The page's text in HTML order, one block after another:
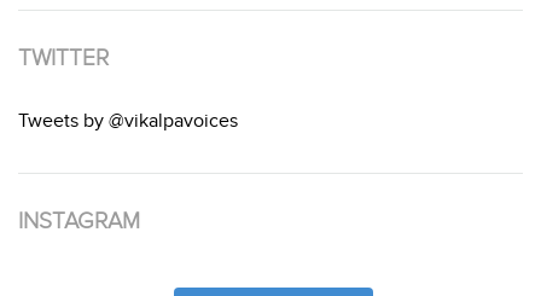
TWITTER
Tweets by @vikalpavoices
INSTAGRAM